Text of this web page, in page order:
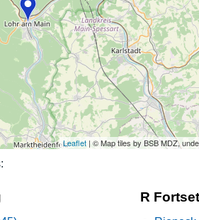
Leaflet | © Map tiles by BSB MDZ,
R